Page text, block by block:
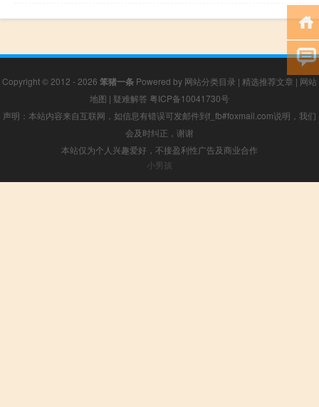
Copyright © 2012 - 2026 笨猪一条 Powered by 网站分类目录 | 精选推荐文章 | 网站
地图 | 疑难解答 粤ICP备10041730号
声明：本站内容来自互联网，如信息有错误可发邮件到f_fb#foxmail.com说明，我们
会及时纠正，谢谢
本站仅为个人兴趣爱好，不接盈利性广告及商业合作
小男孩